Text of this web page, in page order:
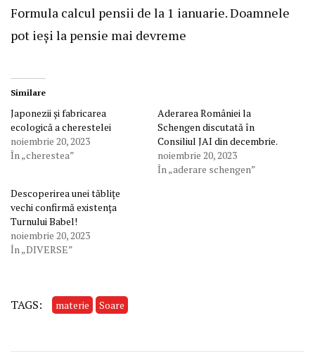
Formula calcul pensii de la 1 ianuarie. Doamnele
pot ieși la pensie mai devreme
Similare
Japonezii și fabricarea
ecologică a cherestelei
noiembrie 20, 2023
În „cherestea”
Aderarea României la
Schengen discutată în
Consiliul JAI din decembrie.
noiembrie 20, 2023
În „aderare schengen”
Descoperirea unei tăblițe
vechi confirmă existența
Turnului Babel!
noiembrie 20, 2023
În „DIVERSE”
TAGS: materie Soare